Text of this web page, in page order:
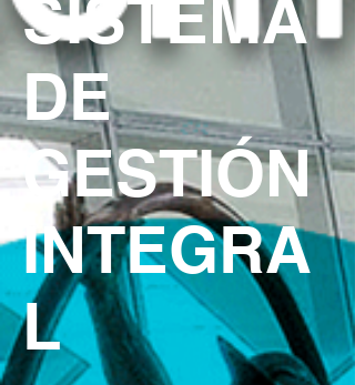
SISTEMA
DE
GESTIÓN
INTEGRA
L